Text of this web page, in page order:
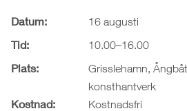
Datum: 16 augusti
Tid: 10.00–16.00
Plats:
Grisslehamn,
konsthantverk
Kostnad: Kostnadsfri